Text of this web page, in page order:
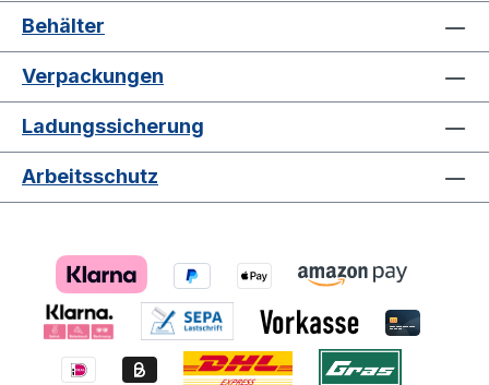
Behälter
Verpackungen
Ladungssicherung
Arbeitsschutz